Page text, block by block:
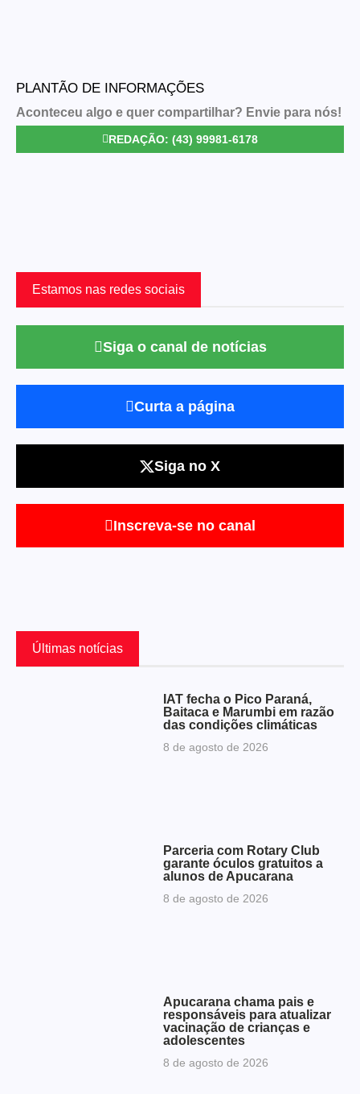
PLANTÃO DE INFORMAÇÕES
Aconteceu algo e quer compartilhar? Envie para nós!
REDAÇÃO: (43) 99981-6178
Estamos nas redes sociais
Siga o canal de notícias
Curta a página
Siga no X
Inscreva-se no canal
Últimas notícias
IAT fecha o Pico Paraná,
Baitaca e Marumbi em razão
das condições climáticas
8 de agosto de 2026
Parceria com Rotary Club
garante óculos gratuitos a
alunos de Apucarana
8 de agosto de 2026
Apucarana chama pais e
responsáveis para atualizar
vacinação de crianças e
adolescentes
8 de agosto de 2026